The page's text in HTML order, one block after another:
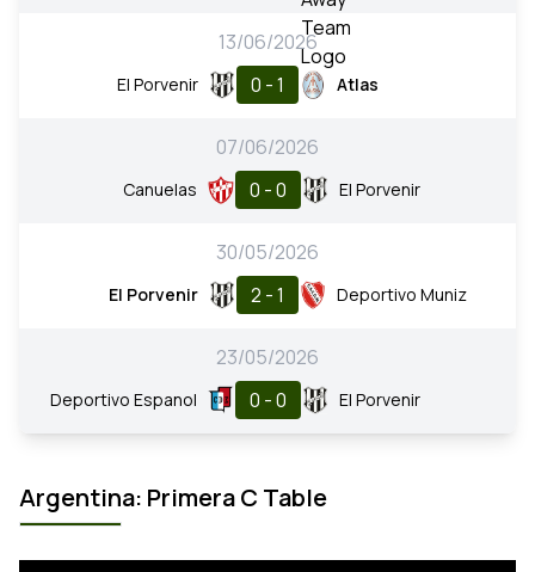
13/06/2026
El Porvenir 0 - 1 Atlas
07/06/2026
Canuelas 0 - 0 El Porvenir
30/05/2026
El Porvenir 2 - 1 Deportivo Muniz
23/05/2026
Deportivo Espanol 0 - 0 El Porvenir
Argentina: Primera C Table